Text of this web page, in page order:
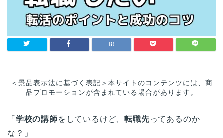
＜景品表示法に基づく表記＞本サイトのコンテンツには、商
品プロモーションが含まれている場合があります。
「 学校の講師をしているけど、転職先ってあるのか
な？」